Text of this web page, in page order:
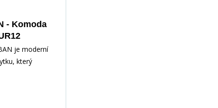
- Komoda
je moderní
který